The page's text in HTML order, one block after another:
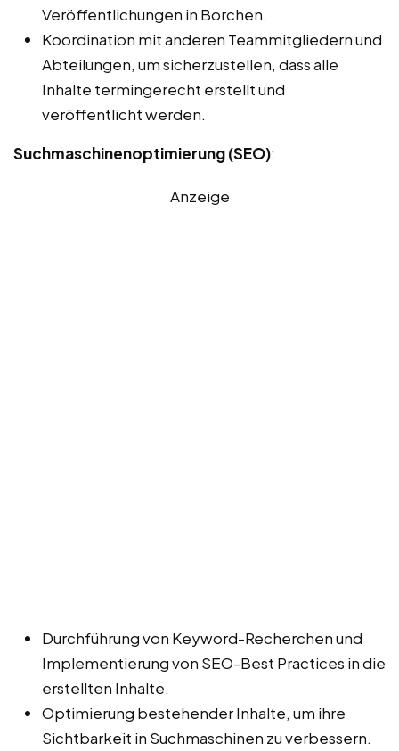
Veröffentlichungen in Borchen.
Koordination mit anderen Teammitgliedern und
Abteilungen, um sicherzustellen, dass alle
Inhalte termingerecht erstellt und
veröffentlicht werden.
Suchmaschinenoptimierung (SEO):
Anzeige
Durchführung von Keyword-Recherchen und
Implementierung von SEO-Best Practices in die
erstellten Inhalte.
Optimierung bestehender Inhalte, um ihre
Sichtbarkeit in Suchmaschinen zu verbessern.